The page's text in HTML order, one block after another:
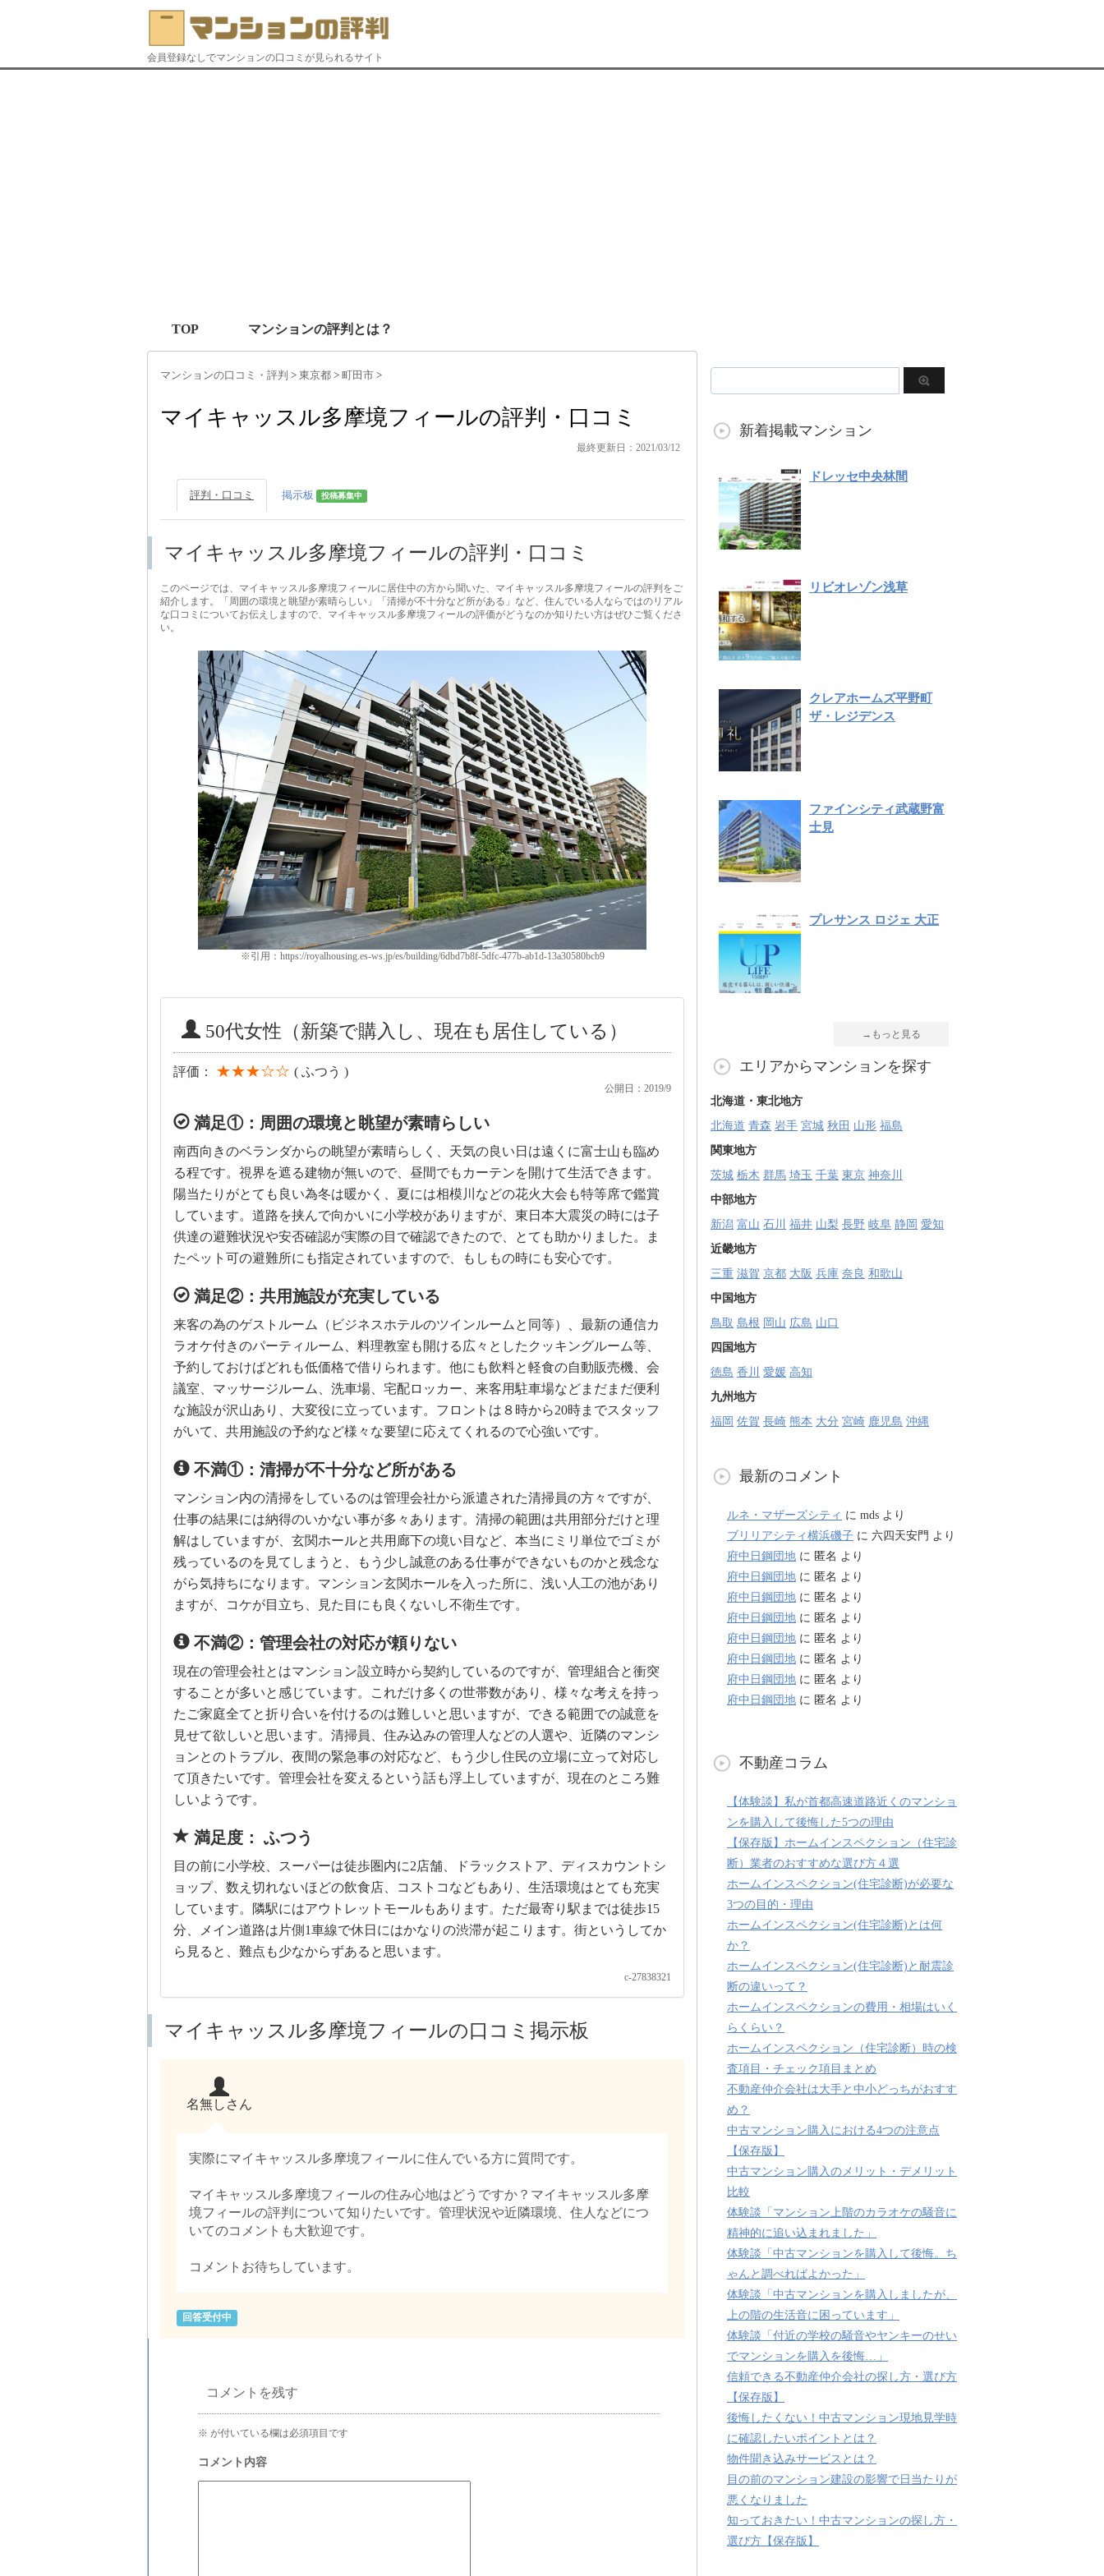
会員登録なしでマンションの口コミが見られるサイト
TOP マンションの評判とは？
マンションの口コミ・評判 > 東京都 > 町田市 >
マイキャッスル多摩境フィールの評判・口コミ
最終更新日：2021/03/12
評判・口コミ 掲示板 投稿募集中
マイキャッスル多摩境フィールの評判・口コミ
このページでは、マイキャッスル多摩境フィールに居住中の方から聞いた、マイキャッスル多摩境フィールの評判をご
紹介します。「周囲の環境と眺望が素晴らしい」「清掃が不十分など所がある」など、住んでいる人ならではのリアル
な口コミについてお伝えしますので、マイキャッスル多摩境フィールの評価がどうなのか知りたい方はぜひご覧くださ
い。
※引用：https://royalhousing.es-ws.jp/es/building/6dbd7b8f-5dfc-477b-ab1d-13a30580bcb9
50代女性（新築で購入し、現在も居住している）
評価： ★★★☆☆ ( ふつう )
公開日：2019/9
満足①：周囲の環境と眺望が素晴らしい
南西向きのベランダからの眺望が素晴らしく、天気の良い日は遠くに富士山も臨め
る程です。視界を遮る建物が無いので、昼間でもカーテンを開けて生活できます。
陽当たりがとても良い為冬は暖かく、夏には相模川などの花火大会も特等席で鑑賞
しています。道路を挟んで向かいに小学校がありますが、東日本大震災の時には子
供達の避難状況や安否確認が実際の目で確認できたので、とても助かりました。ま
たペット可の避難所にも指定されていますので、もしもの時にも安心です。
満足②：共用施設が充実している
来客の為のゲストルーム（ビジネスホテルのツインルームと同等）、最新の通信カ
ラオケ付きのパーティルーム、料理教室も開ける広々としたクッキングルーム等、
予約しておけばどれも低価格で借りられます。他にも飲料と軽食の自動販売機、会
議室、マッサージルーム、洗車場、宅配ロッカー、来客用駐車場などまだまだ便利
な施設が沢山あり、大変役に立っています。フロントは８時から20時までスタッフ
がいて、共用施設の予約など様々な要望に応えてくれるので心強いです。
不満①：清掃が不十分など所がある
マンション内の清掃をしているのは管理会社から派遣された清掃員の方々ですが、
仕事の結果には納得のいかない事が多々あります。清掃の範囲は共用部分だけと理
解はしていますが、玄関ホールと共用廊下の境い目など、本当にミリ単位でゴミが
残っているのを見てしまうと、もう少し誠意のある仕事ができないものかと残念な
がら気持ちになります。マンション玄関ホールを入った所に、浅い人工の池があり
ますが、コケが目立ち、見た目にも良くないし不衛生です。
不満②：管理会社の対応が頼りない
現在の管理会社とはマンション設立時から契約しているのですが、管理組合と衝突
することが多いと感じています。これだけ多くの世帯数があり、様々な考えを持っ
たご家庭全てと折り合いを付けるのは難しいと思いますが、できる範囲での誠意を
見せて欲しいと思います。清掃員、住み込みの管理人などの人選や、近隣のマンシ
ョンとのトラブル、夜間の緊急事の対応など、もう少し住民の立場に立って対応し
て頂きたいです。管理会社を変えるという話も浮上していますが、現在のところ難
しいようです。
満足度： ふつう
目の前に小学校、スーパーは徒歩圏内に2店舗、ドラックストア、ディスカウントシ
ョップ、数え切れないほどの飲食店、コストコなどもあり、生活環境はとても充実
しています。隣駅にはアウトレットモールもあります。ただ最寄り駅までは徒歩15
分、メイン道路は片側1車線で休日にはかなりの渋滞が起こります。街というしてか
ら見ると、難点も少なからずあると思います。
c-27838321
マイキャッスル多摩境フィールの口コミ掲示板
名無しさん
実際にマイキャッスル多摩境フィールに住んでいる方に質問です。
マイキャッスル多摩境フィールの住み心地はどうですか？マイキャッスル多摩
境フィールの評判について知りたいです。管理状況や近隣環境、住人などにつ
いてのコメントも大歓迎です。
コメントお待ちしています。
回答受付中
コメントを残す
※ が付いている欄は必須項目です
新着掲載マンション
ドレッセ中央林間
リビオレゾン浅草
クレアホームズ平野町
ザ・レジデンス
ファインシティ武蔵野富
士見
プレサンス ロジェ 大正
→もっと見る
エリアからマンションを探す
北海道・東北地方
北海道 青森 岩手 宮城 秋田 山形 福島
関東地方
茨城 栃木 群馬 埼玉 千葉 東京 神奈川
中部地方
新潟 富山 石川 福井 山梨 長野 岐阜 静岡 愛知
近畿地方
三重 滋賀 京都 大阪 兵庫 奈良 和歌山
中国地方
鳥取 島根 岡山 広島 山口
四国地方
徳島 香川 愛媛 高知
九州地方
福岡 佐賀 長崎 熊本 大分 宮崎 鹿児島 沖縄
最新のコメント
ルネ・マザーズシティ に mds より
ブリリアシティ横浜磯子 に 六四天安門 より
府中日鋼団地 に 匿名 より
府中日鋼団地 に 匿名 より
府中日鋼団地 に 匿名 より
府中日鋼団地 に 匿名 より
府中日鋼団地 に 匿名 より
府中日鋼団地 に 匿名 より
府中日鋼団地 に 匿名 より
府中日鋼団地 に 匿名 より
不動産コラム
【体験談】私が首都高速道路近くのマンショ
ンを購入して後悔した5つの理由
【保存版】ホームインスペクション（住宅診
断）業者のおすすめな選び方４選
ホームインスペクション(住宅診断)が必要な
3つの目的・理由
ホームインスペクション(住宅診断)とは何
か？
ホームインスペクション(住宅診断)と耐震診
断の違いって？
ホームインスペクションの費用・相場はいく
らくらい？
ホームインスペクション（住宅診断）時の検
査項目・チェック項目まとめ
不動産仲介会社は大手と中小どっちがおすす
め？
中古マンション購入における4つの注意点
【保存版】
中古マンション購入のメリット・デメリット
比較
体験談「マンション上階のカラオケの騒音に
精神的に追い込まれました」
体験談「中古マンションを購入して後悔。ち
ゃんと調べればよかった」
体験談「中古マンションを購入しましたが、
上の階の生活音に困っています」
体験談「付近の学校の騒音やヤンキーのせい
でマンションを購入を後悔…」
信頼できる不動産仲介会社の探し方・選び方
【保存版】
後悔したくない！中古マンション現地見学時
に確認したいポイントとは？
物件聞き込みサービスとは？
目の前のマンション建設の影響で日当たりが
悪くなりました
知っておきたい！中古マンションの探し方・
選び方【保存版】